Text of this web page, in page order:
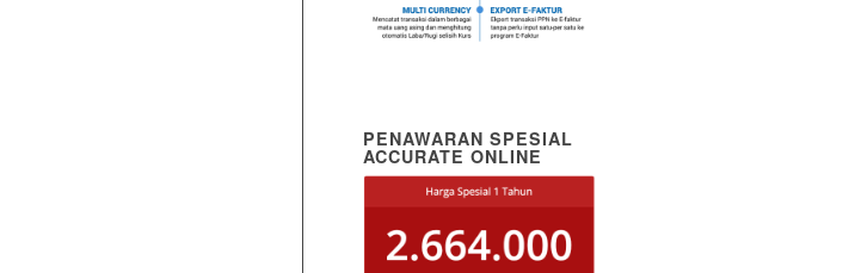
PENAWARAN SPESIAL
ACCURATE ONLINE